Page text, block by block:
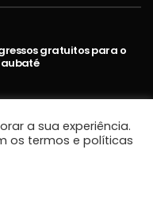
gratuitos para o
abaixo de 30% em
sobre PCD e
a sua experiência.
os termos e políticas